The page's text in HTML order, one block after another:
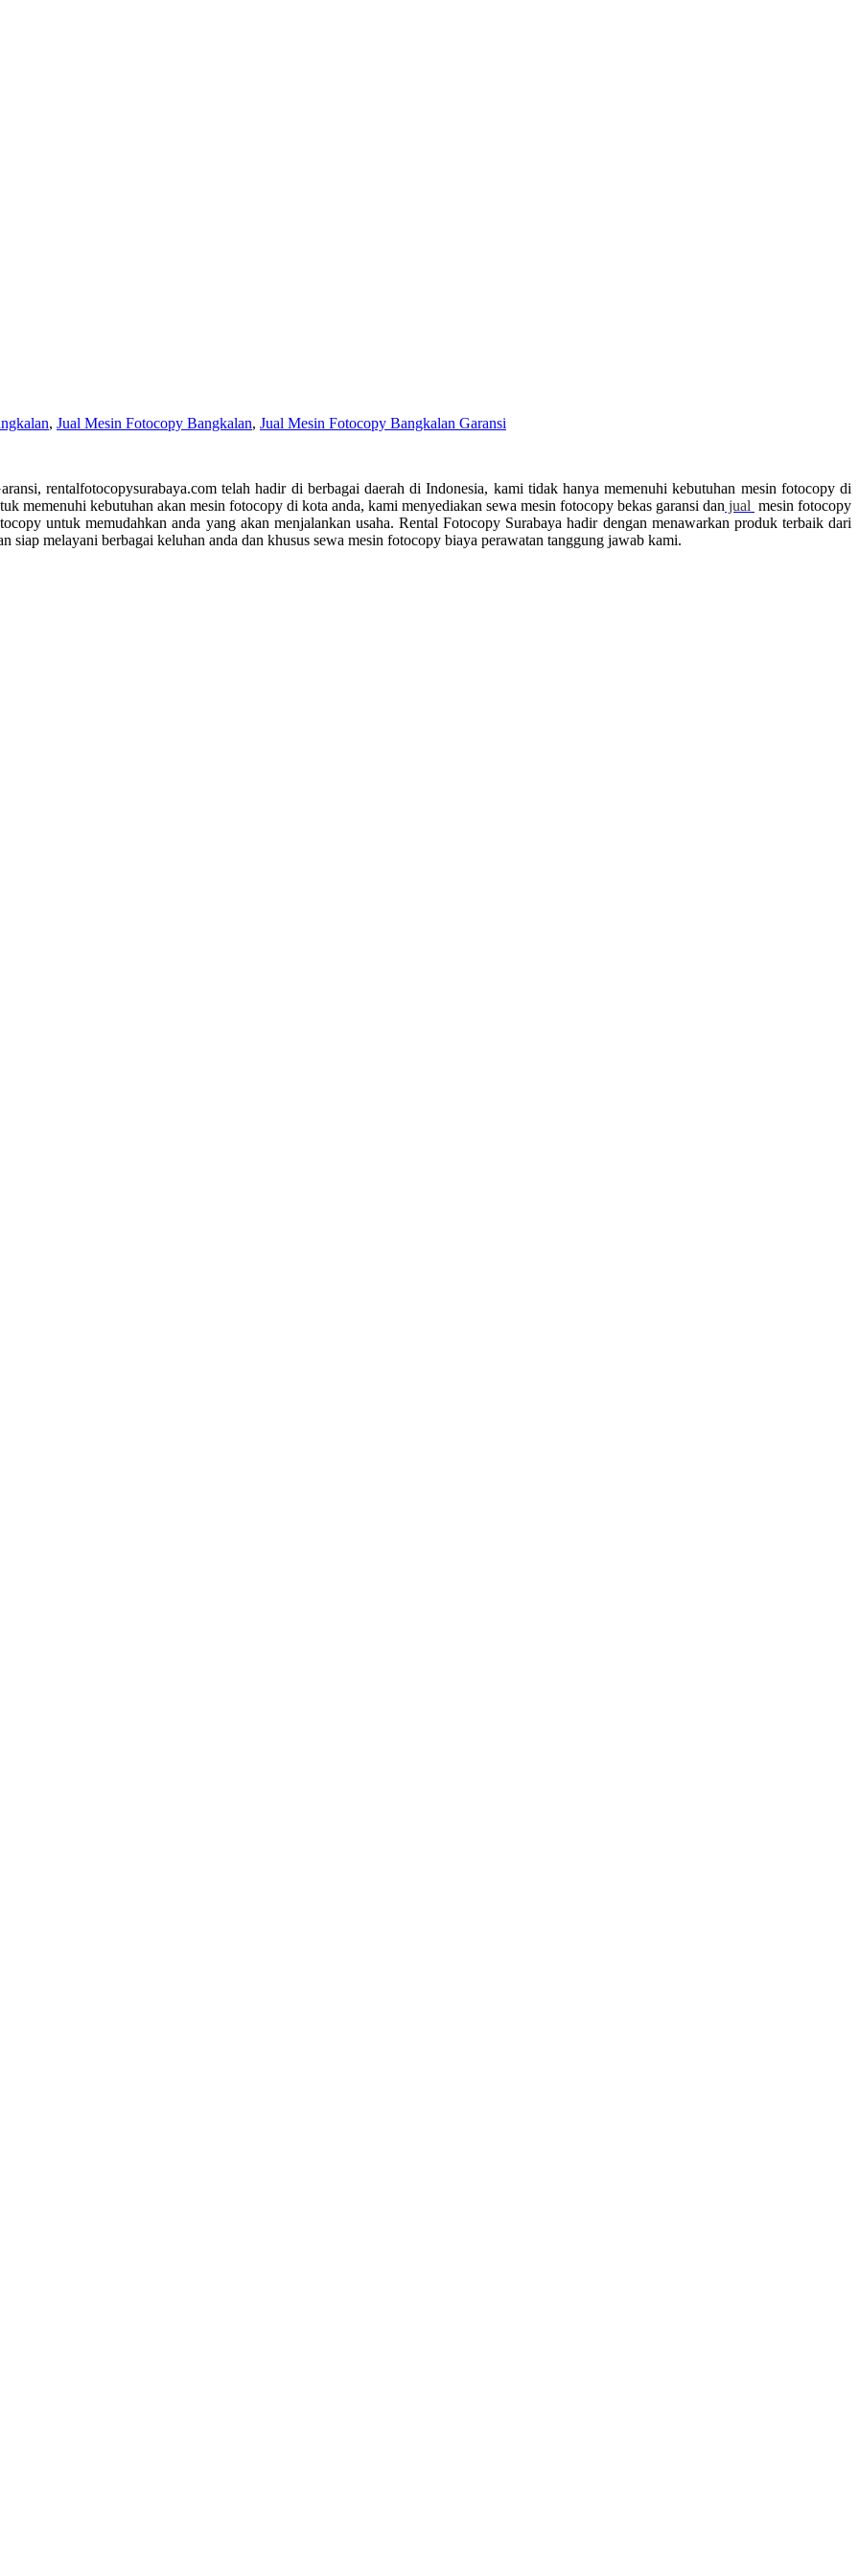
, Jual Mesin Fotocopy Bangkalan, Jual Mesin Fotocopy Bangkalan Garansi
rentalfotocopysurabaya.com telah hadir di berbagai daerah di Indonesia, kami tidak hanya memenuhi kebutuhan mesin fotocopy di
memenuhi kebutuhan akan mesin fotocopy di kota anda, kami menyediakan sewa mesin fotocopy bekas garansi dan jual mesin fotocopy
untuk memudahkan anda yang akan menjalankan usaha. Rental Fotocopy Surabaya hadir dengan menawarkan produk terbaik dari
siap melayani berbagai keluhan anda dan khusus sewa mesin fotocopy biaya perawatan tanggung jawab kami.